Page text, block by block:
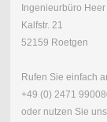
Ingenieurbüro
Kalfstr. 21
52159 Roetgen
Rufen Sie einfach
+49 (0) 2471
oder nutzen Sie